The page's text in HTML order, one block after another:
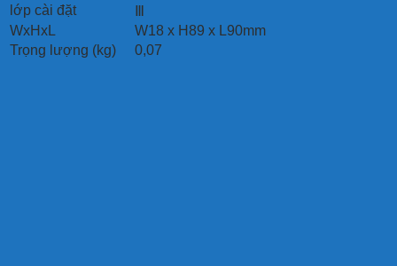
lớp cài đặt
WxHxL
W18 x H89 x L90mm
Trọng lượng (kg)
0,07